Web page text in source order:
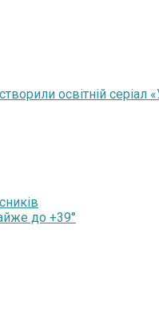
освітній серіал
до +39°